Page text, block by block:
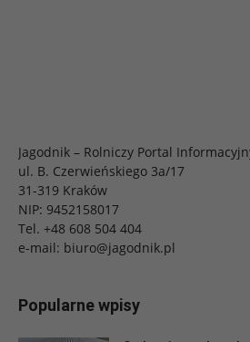
Jagodnik – Rolniczy Portal
ul. B. Czerwieńskiego 3a/17
31-319 Kraków
NIP: 9452158017
Tel. +48 608 504 404
e-mail: biuro@jagodnik.pl
Popularne wpisy